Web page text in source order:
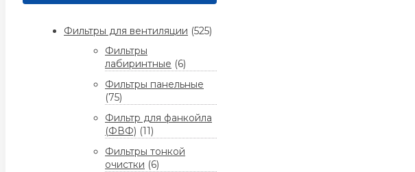
Фильтры для вентиляции (525)
Фильтры
лабиринтные (6)
Фильтры панельные
(75)
Фильтр для фанкойла
(ФВФ) (11)
Фильтры тонкой
очистки (6)